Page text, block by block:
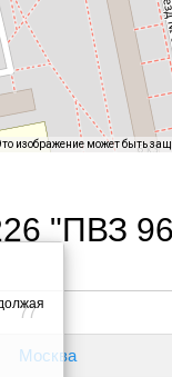
изображение может быть
"ПВЗ
77
Москва